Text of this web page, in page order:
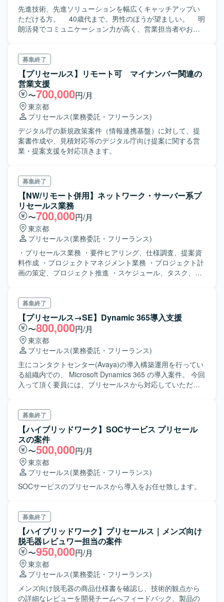
先進技術、先進ソリューションを幅広くキャッチアップい
ただける方。 40歳代まで。男性のほうが望ましい。 明
朗活発でコミュニケーション力が高く、営業担当者やお客
募集終了
【プリセールス】リモート可 マイナンバー関連の
営業支援
〜700,000円/月
東京都
プリセールス(業務委託・フリーランス)
デジタル庁の新規政策案件（情報連携基盤）に対して、提
案書作成や、見積対応等のデジタル庁向け提案に関する営
業・提案支援を対応頂きます。
募集終了
【NW/リモート併用】ネットワーク・サーバー系プ
リセールス業務
〜700,000円/月
東京都
プリセールス(業務委託・フリーランス)
・プリセールス業務 ・要件ヒアリング、仕様調査、提案資
料作成 ・プロジェクトマネジメント業務 ・プロジェクト計
画の策定、プロジェクト推進 ・スケジュール、タスク、課
義、設計、構築、運用に関するドキュメント作成
募集終了
【プリセールス→SE】Dynamic 365導入支援
〜800,000円/月
東京都
プリセールス(業務委託・フリーランス)
主にコンタクトセンター(Avaya)の導入構築運用を行ってい
る組織内での、 Microsoft Dynamics 365 の導入案件。 今回
入って頂く要員には、プリセールスから対応していただ
ールセンターシステム)両方の知見を持っている方が理想。
募集終了
【ハイブリッドワーク】SOCサービス プリセール
スの案件
〜500,000円/月
東京都
プリセールス(業務委託・フリーランス)
SOCサービスのプリセールスから導入をお任せ致します。
募集終了
【ハイブリッドワーク】プリセールス｜メンズ向け
脱毛器レビュワー担当の案件
〜950,000円/月
東京都
プリセールス(業務委託・フリーランス)
メンズ向け脱毛器の商品仕様書を確認し、技術的観点から
の詳細なレビューを開発チームへフィードバック、製品の